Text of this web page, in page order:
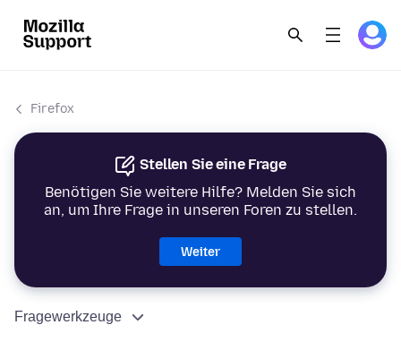
Firefox
Stellen Sie eine Frage
Benötigen Sie weitere Hilfe? Melden Sie sich
an, um Ihre Frage in unseren Foren zu stellen.
Weiter
Fragewerkzeuge